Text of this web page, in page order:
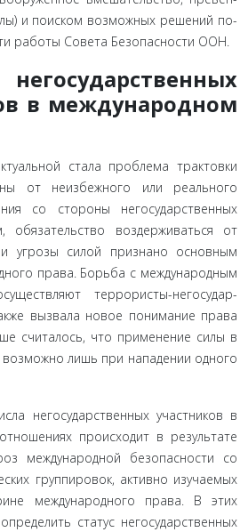
и поиском возможных решений по­
работы Совета Безопасности ООН.
в междуна­родном
стала проблема трак­товки
от неизбежного или реально­го
со стороны негосударственных
воздерживаться от
угрозы силой признано основным
права. Борьба с международ­ным
террористы-негосудар-
вызвала новое понимание права
считалось, что применение силы в
лишь при нападении одного
негосударственных участников в
происходит в результате
международной безопасности со
группировок, активно изучаемых
международного права. В этих
статус негосударственных